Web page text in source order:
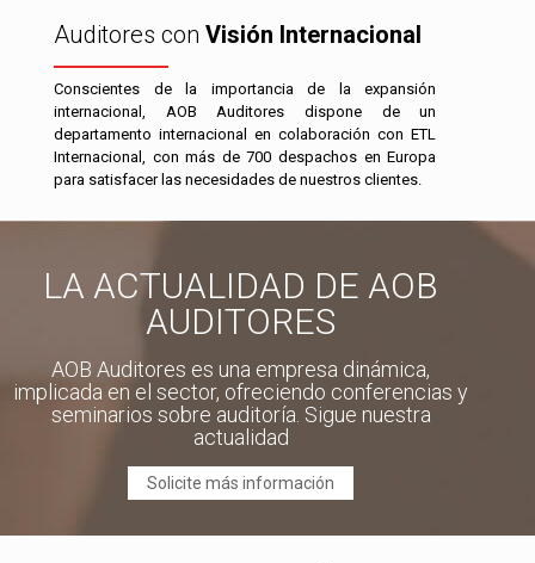
Auditores con Visión Internacional
Conscientes de la importancia de la expansión
internacional, AOB Auditores dispone de un
departamento internacional en colaboración con ETL
Internacional, con más de 700 despachos en Europa
para satisfacer las necesidades de nuestros clientes.
LA ACTUALIDAD DE AOB
AUDITORES
AOB Auditores es una empresa dinámica,
implicada en el sector, ofreciendo conferencias y
seminarios sobre auditoría. Sigue nuestra
actualidad
Solicite más información